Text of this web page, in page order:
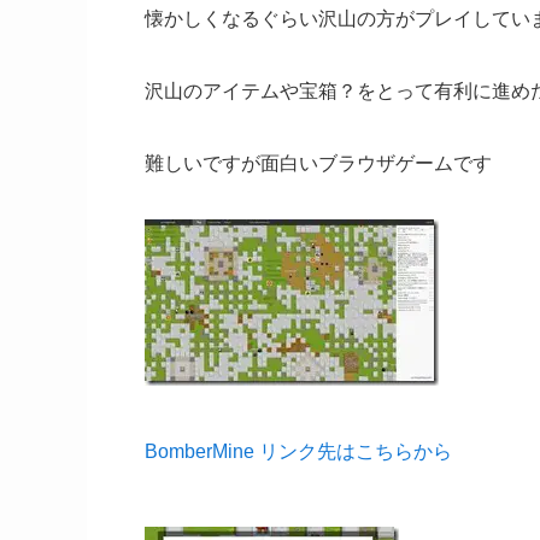
懐かしくなるぐらい沢山の方がプレイしてい
沢山のアイテムや宝箱？をとって有利に進め
難しいですが面白いブラウザゲームです
BomberMine リンク先はこちらから